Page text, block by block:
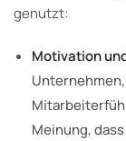
genutzt:
Motivation
Meinung,